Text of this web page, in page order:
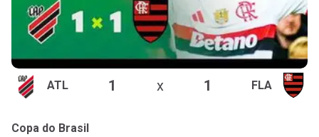
ATL 1 x 1 FLA
Copa do Brasil